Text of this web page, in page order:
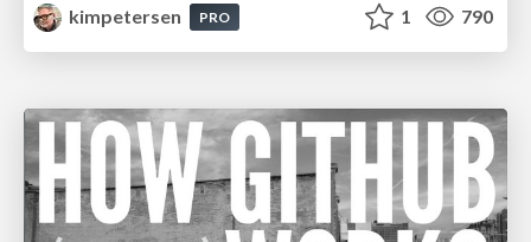
kimpetersen PRO 1 790